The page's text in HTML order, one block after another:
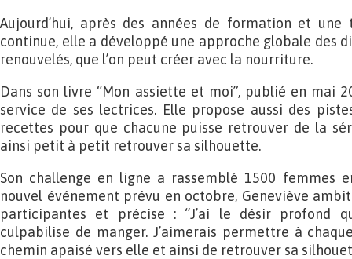
Aujourd’hui, après des années de formation et une
continue, elle a développé une approche globale des
renouvelés, que l’on peut créer avec la nourriture.
Dans son livre “Mon assiette et moi”, publié en mai
service de ses lectrices. Elle propose aussi des
recettes pour que chacune puisse retrouver de la
ainsi petit à petit retrouver sa silhouette.
Son challenge en ligne a rassemblé 1500 femmes
nouvel événement prévu en octobre, Geneviève
participantes et précise : “J’ai le désir profond
culpabilise de manger. J’aimerais permettre à
chemin apaisé vers elle et ainsi de retrouver sa